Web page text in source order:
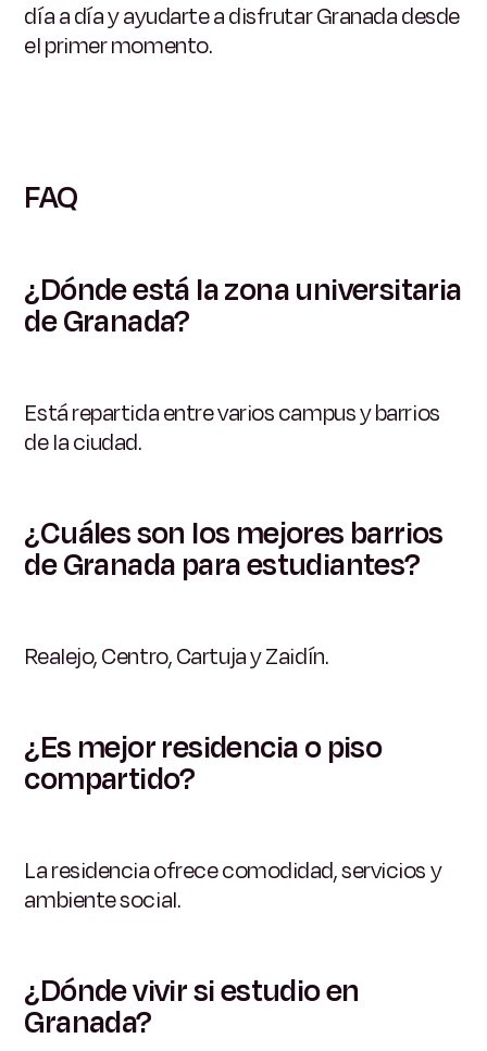
día a día y ayudarte a disfrutar Granada desde
el primer momento.
FAQ
¿Dónde está la zona universitaria
de Granada?
Está repartida entre varios campus y barrios
de la ciudad.
¿Cuáles son los mejores barrios
de Granada para estudiantes?
Realejo, Centro, Cartuja y Zaidín.
¿Es mejor residencia o piso
compartido?
La residencia ofrece comodidad, servicios y
ambiente social.
¿Dónde vivir si estudio en
Granada?